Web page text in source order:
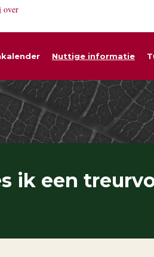
over
Nuttige informatie
ik een